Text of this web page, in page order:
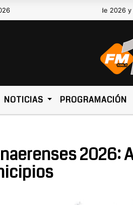
6 de Agosto de 2026 y son las
NOTICIAS PROGRAMACIÓN
2026: